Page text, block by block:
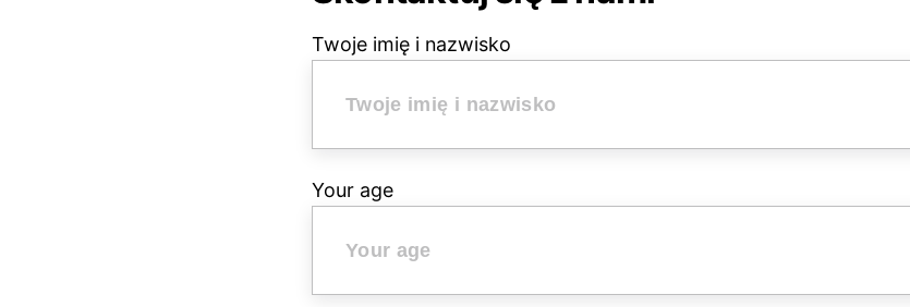
Twoje imię i nazwisko
Your age